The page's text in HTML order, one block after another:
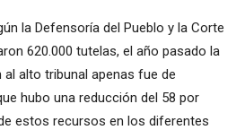
la Defensoría del Pueblo y la Corte
620.000 tutelas, el año pasado la
alto tribunal apenas fue de
hubo una reducción del 58 por
estos recursos en los diferentes